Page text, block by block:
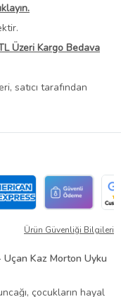
Üzeri Kargo Bedava
satıcı tarafından
Ürün Güvenliği Bilgileri
Uçan Kaz Morton Uyku
çocukların hayal